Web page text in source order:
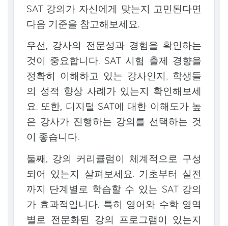
SAT 강의가 자신에게 맞는지 고민된다면
다음 기준을 참고해보세요.
우선, 강사의 전문성과 경험을 확인하는
것이 중요합니다. SAT 시험 출제 경향을
정확히 이해하고 있는 강사인지, 학생들
의 성적 향상 사례가 있는지 확인해보세
요. 또한, 디지털 SAT에 대한 이해도가 높
은 강사가 진행하는 강의를 선택하는 것
이 좋습니다.
둘째, 강의 커리큘럼이 체계적으로 구성
되어 있는지 살펴보세요. 기초부터 실전
까지 단계별로 학습할 수 있는 SAT 강의
가 효과적입니다. 특히 영어와 수학 영역
별로 전문화된 강의 프로그램이 있는지